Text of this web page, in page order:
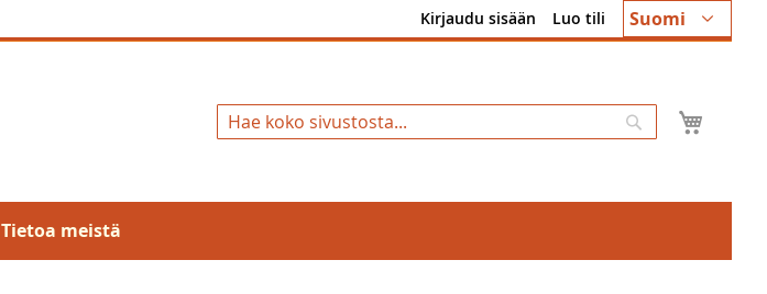
Kieli
Suomi
Kirjaudu sisään Luo tili
Hae
Tietoa meistä